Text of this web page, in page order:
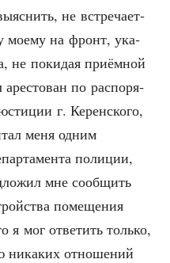
не встре­ча­ет­
мое­му на фронт, ука­
не поки­дая при­ём­ной
по рас­по­ря­
г. Керен­ско­го,
меня одним
поли­ции,
мне сооб­щить
поме­ще­ния
я мог отве­тить толь­ко,
ника­ких отно­ше­ний